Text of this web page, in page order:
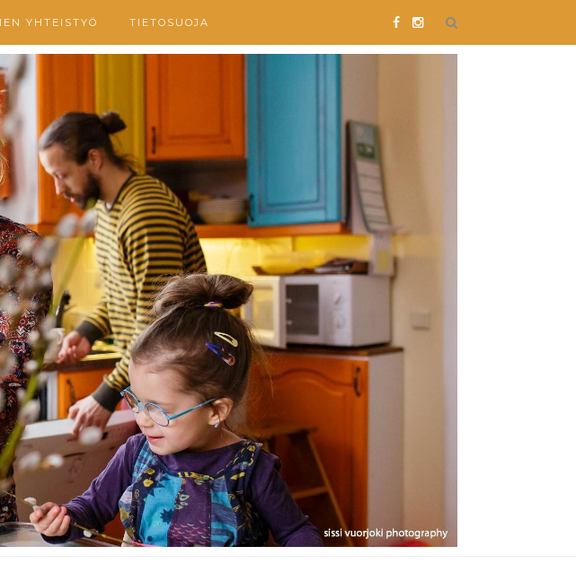
YHTEISTYÖ TIETOSUOJA